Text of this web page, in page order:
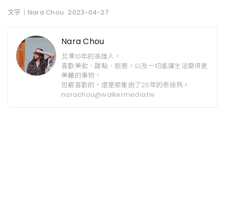
文字｜Nara Chou 2023-04-27
Nara Chou
北漂10年的高雄人，
喜歡美妝、甜點、旅遊，以及一切能讓生活變得更
美麗的事物，
但最喜歡的，還是那隻抱了20年的泰迪熊。
narachou@walkermedia.tw